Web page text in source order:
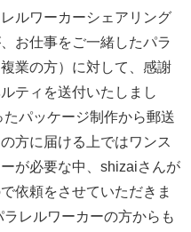
ルワーカーシェアリング
お仕事をご一緒したパラ
業の方）に対して、感謝
ティを送付いたしまし
パッケージ制作から郵送
方に届ける上ではワンス
が必要な中、shizaiさんが
依頼をさせていただきま
レルワーカーの方からも